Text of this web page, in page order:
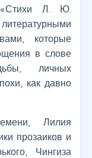
«Стихи Л. Ю.
которые
в слове
личных
как давно
Лилия
прозаиков и
Чингиза